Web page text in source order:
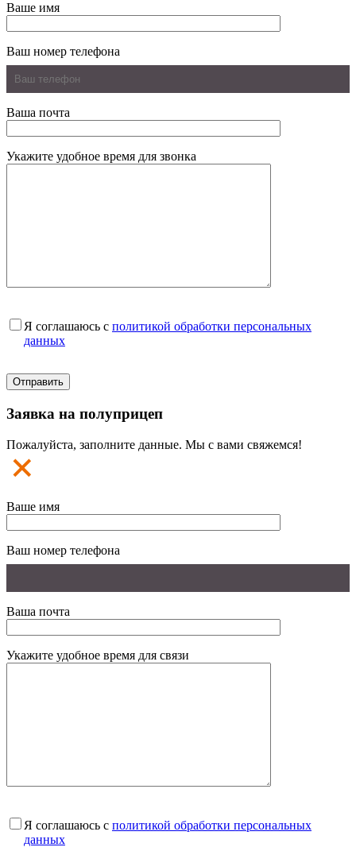
Ваше имя
Ваш номер телефона
Ваша почта
Укажите удобное время для звонка
Я соглашаюсь с политикой обработки персональных
данных
Заявка на полуприцеп
Пожалуйста, заполните данные. Мы с вами свяжемся!
Ваше имя
Ваш номер телефона
Ваша почта
Укажите удобное время для связи
Я соглашаюсь с политикой обработки персональных
данных